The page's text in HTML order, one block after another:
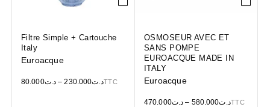
Filtre Simple + Cartouche
Italy
Euroacque
د.ت80.000 – د.ت230.000 TTC
OSMOSEUR AVEC ET
SANS POMPE
EUROACQUE MADE IN
ITALY
Euroacque
د.ت470.000 – د.ت580.000 TTC